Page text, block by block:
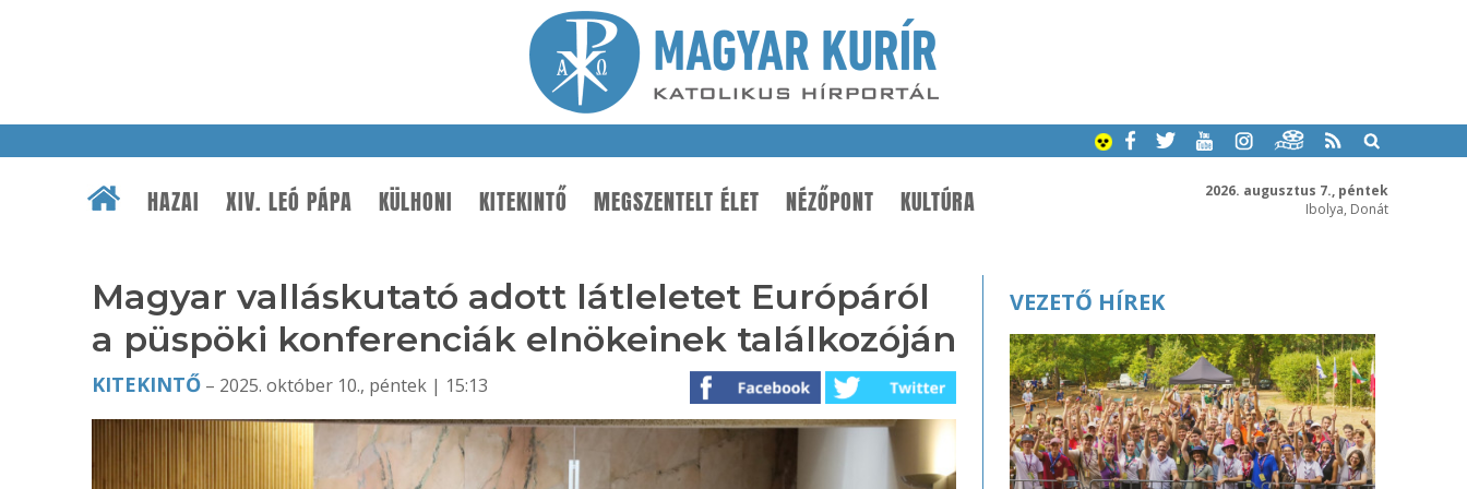
2026. augusztus 7., péntek
Ibolya, Donát
HAZAI XIV. LEÓ PÁPA KÜLHONI KITEKINTŐ MEGSZENTELT ÉLET NÉZŐPONT KULTÚRA
Magyar valláskutató adott látleletet Európáról
a püspöki konferenciák elnökeinek találkozóján
KITEKINTŐ – 2025. október 10., péntek | 15:13
VEZETŐ HÍREK